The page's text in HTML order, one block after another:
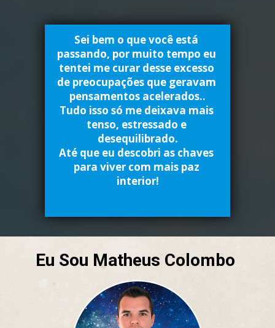
Sei bem o que você está
passando, por muito tempo eu
tentei me curar desse excesso
de preocupações que geravam
pensamentos acelerados..
Tudo isso só me deixava mais
tenso, estressado e
desequilibrado.
Até que eu descobri as chaves
para viver com mais paz
interior!
Eu Sou Matheus Colombo